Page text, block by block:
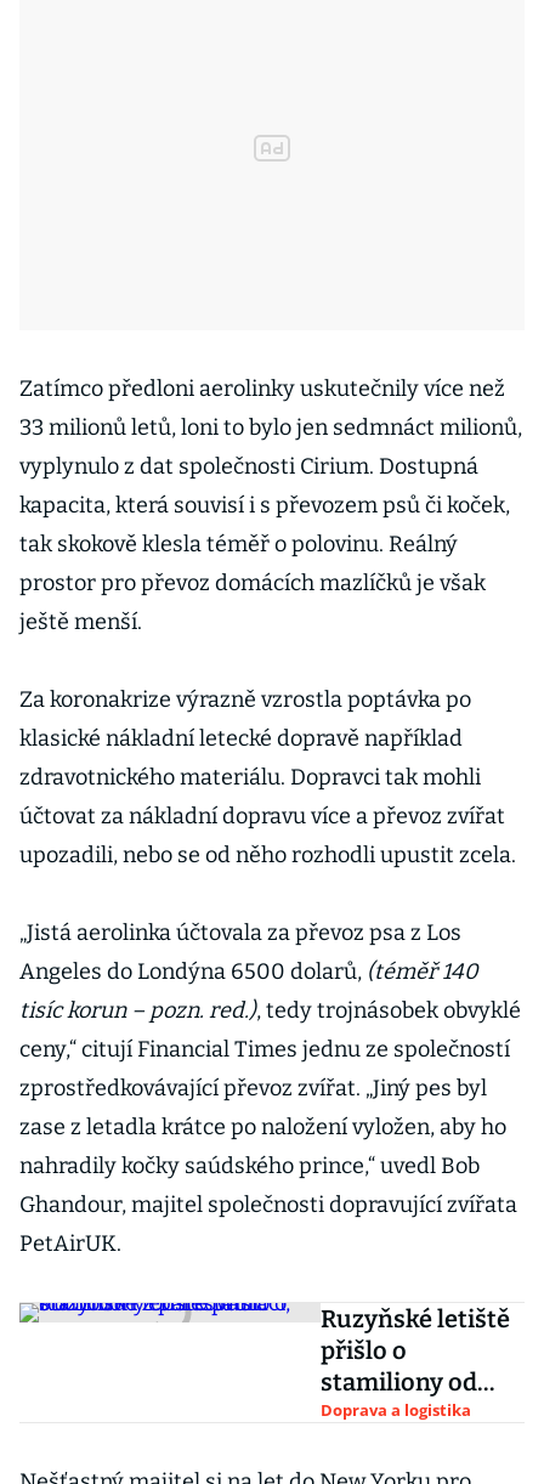
Zatímco předloni aerolinky uskutečnily více než
33 milionů letů, loni to bylo jen sedmnáct milionů,
vyplynulo z dat společnosti Cirium. Dostupná
kapacita, která souvisí i s převozem psů či koček,
tak skokově klesla téměř o polovinu. Reálný
prostor pro převoz domácích mazlíčků je však
ještě menší.
Za koronakrize výrazně vzrostla poptávka po
klasické nákladní letecké dopravě například
zdravotnického materiálu. Dopravci tak mohli
účtovat za nákladní dopravu více a převoz zvířat
upozadili, nebo se od něho rozhodli upustit zcela.
„Jistá aerolinka účtovala za převoz psa z Los
Angeles do Londýna 6500 dolarů, (téměř 140
tisíc korun – pozn. red.), tedy trojnásobek obvyklé
ceny,“ citují Financial Times jednu ze společností
zprostředkovávající převoz zvířat. „Jiný pes byl
zase z letadla krátce po naložení vyložen, aby ho
nahradily kočky saúdského prince,“ uvedl Bob
Ghandour, majitel společnosti dopravující zvířata
PetAirUK.
Ruzyňské letiště
přišlo o
stamiliony od
restaurací,
parkování
Doprava a logistika